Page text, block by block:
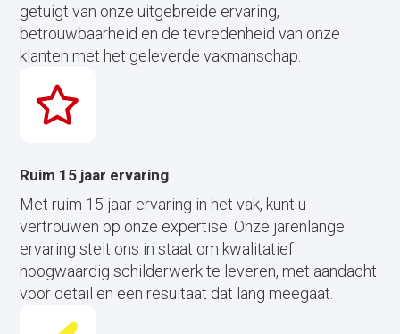
getuigt van onze uitgebreide ervaring,
betrouwbaarheid en de tevredenheid van onze
klanten met het geleverde vakmanschap.
Ruim 15 jaar ervaring
Met ruim 15 jaar ervaring in het vak, kunt u
vertrouwen op onze expertise. Onze jarenlange
ervaring stelt ons in staat om kwalitatief
hoogwaardig schilderwerk te leveren, met aandacht
voor detail en een resultaat dat lang meegaat.